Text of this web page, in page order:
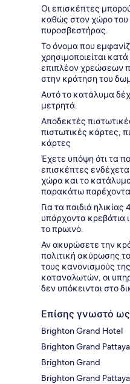
Οι επισκέπτες
καθώς στον χώρο
πυροσβεστήρας.
Το όνομα που
χρησιμοποιείται
επιπλέον χρεώσεων
στην κράτηση του
Αυτό το κατάλυμα
μετρητά.
Αποδεκτές
πιστωτικές κάρτες,
κάρτες
Έχετε υπόψη ότι τα
επισκέπτες
χώρα και το
παρακάτω
Για τα παιδιά
υπάρχοντα κρεβάτια
το πρωινό.
Αν ακυρώσετε την
πολιτική ακύρωσης
τους κανονισμούς
καταναλωτών, οι
δεν υπόκεινται στο
Επίσης γνωστό ως
Brighton Grand Hotel
Brighton Grand Pattaya
Brighton Grand
Brighton Grand